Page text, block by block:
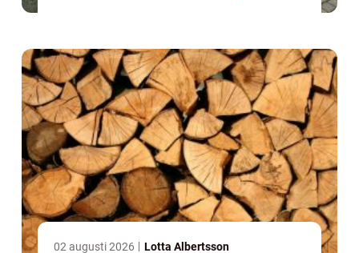
02 augusti 2026 Lotta Albertsson